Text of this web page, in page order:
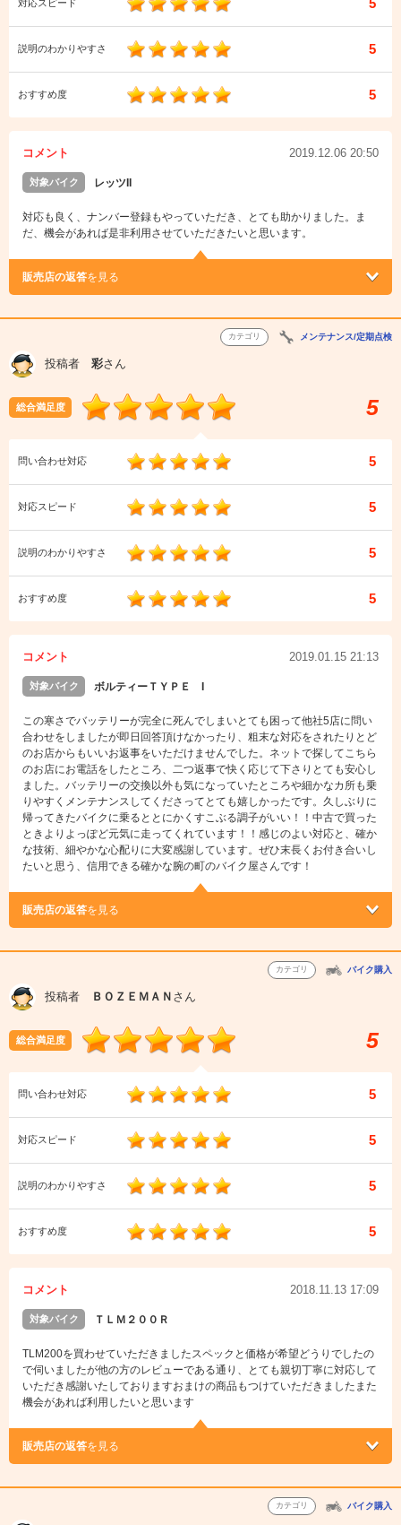
対応スピード 5
説明のわかりやすさ 5
おすすめ度 5
コメント 2019.12.06 20:50
対象バイク レッツII
対応も良く、ナンバー登録もやっていただき、とても助かりました。ま
だ、機会があれば是非利用させていただきたいと思います。
販売店の返答を見る
カテゴリ メンテナンス/定期点検
投稿者 彩さん
総合満足度 5
問い合わせ対応 5
対応スピード 5
説明のわかりやすさ 5
おすすめ度 5
コメント 2019.01.15 21:13
対象バイク ボルティーＴＹＰＥ I
この寒さでバッテリーが完全に死んでしまいとても困って他社5店に問い
合わせをしましたが即日回答頂けなかったり、粗末な対応をされたりとど
のお店からもいいお返事をいただけませんでした。ネットで探してこちら
のお店にお電話をしたところ、二つ返事で快く応じて下さりとても安心し
ました。バッテリーの交換以外も気になっていたところや細かなカ所も乗
りやすくメンテナンスしてくださってとても嬉しかったです。久しぶりに
帰ってきたバイクに乗るととにかくすこぶる調子がいい！！中古で買った
ときよりよっぽど元気に走ってくれています！！感じのよい対応と、確か
な技術、細やかな心配りに大変感謝しています。ぜひ末長くお付き合いし
たいと思う、信用できる確かな腕の町のバイク屋さんです！
販売店の返答を見る
カテゴリ バイク購入
投稿者 ＢＯＺＥＭＡＮ さん
総合満足度 5
問い合わせ対応 5
対応スピード 5
説明のわかりやすさ 5
おすすめ度 5
コメント 2018.11.13 17:09
対象バイク ＴＬＭ２００Ｒ
TLM200を買わせていただきましたスペックと価格が希望どうりでしたの
で伺いましたが他の方のレビューである通り、とても親切丁寧に対応して
いただき感謝いたしておりますおまけの商品もつけていただきましたまた
機会があれば利用したいと思います
販売店の返答を見る
カテゴリ バイク購入